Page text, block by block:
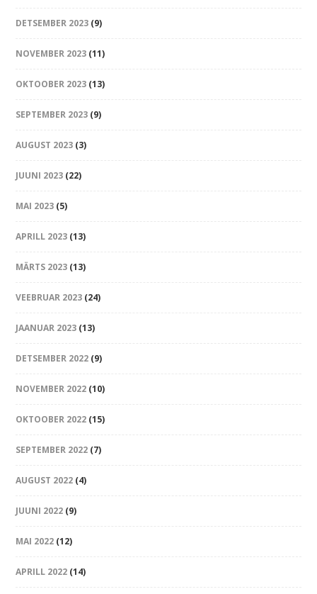
DETSEMBER 2023 (9)
NOVEMBER 2023 (11)
OKTOOBER 2023 (13)
SEPTEMBER 2023 (9)
AUGUST 2023 (3)
JUUNI 2023 (22)
MAI 2023 (5)
APRILL 2023 (13)
MÄRTS 2023 (13)
VEEBRUAR 2023 (24)
JAANUAR 2023 (13)
DETSEMBER 2022 (9)
NOVEMBER 2022 (10)
OKTOOBER 2022 (15)
SEPTEMBER 2022 (7)
AUGUST 2022 (4)
JUUNI 2022 (9)
MAI 2022 (12)
APRILL 2022 (14)